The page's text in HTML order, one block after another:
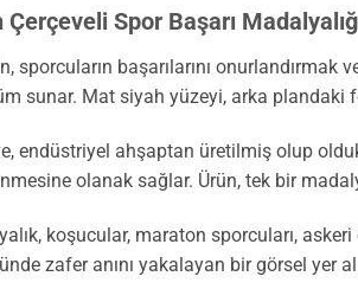
Çerçeveli Spor Başarı
sporcuların başarılarını
sunar. Mat siyah yüzeyi, arka plandaki
endüstriyel ahşaptan üretilmiş olup
olanak sağlar. Ürün, tek bir
koşucular, maraton sporcuları,
zafer anını yakalayan bir görsel yer